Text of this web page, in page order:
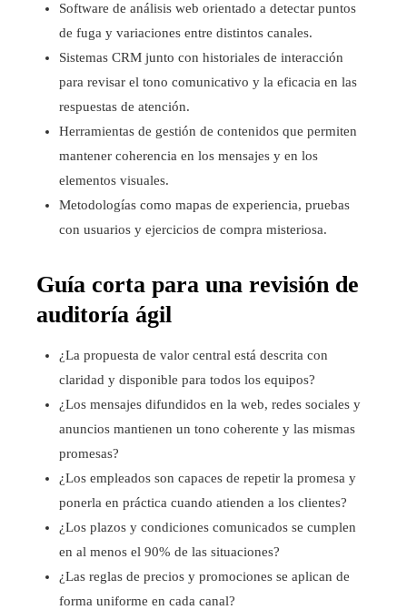
Software de análisis web orientado a detectar puntos
de fuga y variaciones entre distintos canales.
Sistemas CRM junto con historiales de interacción
para revisar el tono comunicativo y la eficacia en las
respuestas de atención.
Herramientas de gestión de contenidos que permiten
mantener coherencia en los mensajes y en los
elementos visuales.
Metodologías como mapas de experiencia, pruebas
con usuarios y ejercicios de compra misteriosa.
Guía corta para una revisión de
auditoría ágil
¿La propuesta de valor central está descrita con
claridad y disponible para todos los equipos?
¿Los mensajes difundidos en la web, redes sociales y
anuncios mantienen un tono coherente y las mismas
promesas?
¿Los empleados son capaces de repetir la promesa y
ponerla en práctica cuando atienden a los clientes?
¿Los plazos y condiciones comunicados se cumplen
en al menos el 90% de las situaciones?
¿Las reglas de precios y promociones se aplican de
forma uniforme en cada canal?